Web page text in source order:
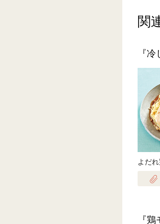
関
『
よだ
『